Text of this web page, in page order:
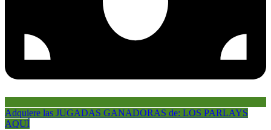
Adquiere las JUGADAS GANADORAS de: LOS PARLAYS
AQUÍ